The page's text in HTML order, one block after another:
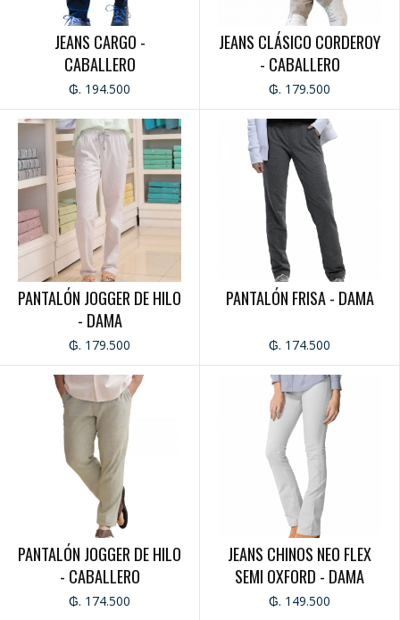
JEANS CARGO -
CABALLERO
₲. 194.500
JEANS CLÁSICO CORDEROY
- CABALLERO
₲. 179.500
PANTALÓN JOGGER DE HILO
- DAMA
₲. 179.500
PANTALÓN FRISA - DAMA
₲. 174.500
PANTALÓN JOGGER DE HILO
- CABALLERO
₲. 174.500
JEANS CHINOS NEO FLEX
SEMI OXFORD - DAMA
₲. 149.500